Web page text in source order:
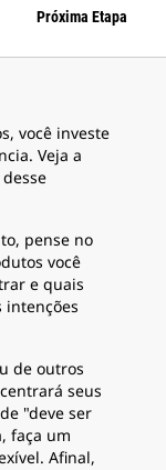
Próxima Etapa
você investe
Veja a
pense no
você
e quais
intenções
de outros
seus
"deve ser
faça um
Afinal,